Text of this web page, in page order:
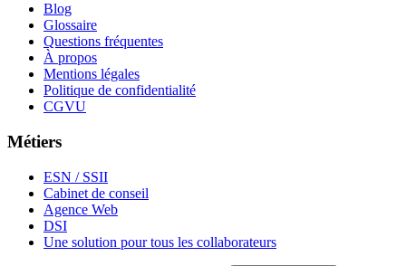
Blog
Glossaire
Questions fréquentes
À propos
Mentions légales
Politique de confidentialité
CGVU
Métiers
ESN / SSII
Cabinet de conseil
Agence Web
DSI
Une solution pour tous les collaborateurs